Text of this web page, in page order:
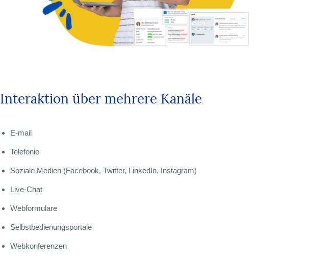
Interaktion über mehrere Kanäle
E-mail
Telefonie
Soziale Medien (Facebook, Twitter, LinkedIn, Instagram)
Live-Chat
Webformulare
Selbstbedienungsportale
Webkonferenzen